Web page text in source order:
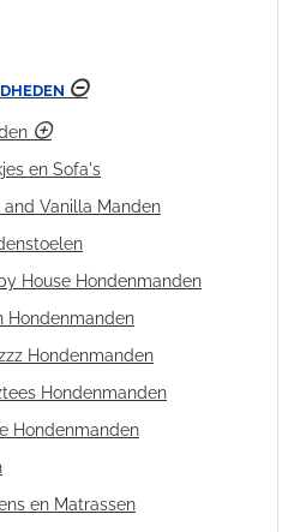
en Sofa's
and Vanilla Manden
House Hondenmanden
Hondenmanden
Hondenmanden
Hondenmanden
Hondenmanden
en Matrassen